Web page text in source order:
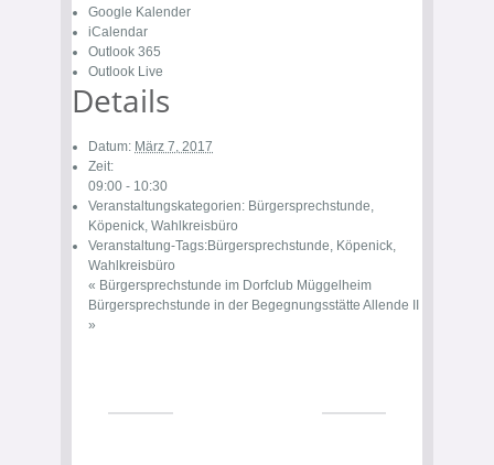
Google Kalender
iCalendar
Outlook 365
Outlook Live
Details
Datum: März 7, 2017
Zeit:
09:00 - 10:30
Veranstaltungskategorien: Bürgersprechstunde
Köpenick Wahlkreisbüro
Veranstaltung-Tags:Bürgersprechstunde Köpenick
Wahlkreisbüro
« Bürgersprechstunde im Dorfclub Müggelheim
Bürgersprechstunde in der Begegnungsstätte Allende II
»